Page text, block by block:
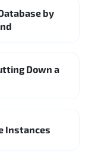
by
Down a
Instances